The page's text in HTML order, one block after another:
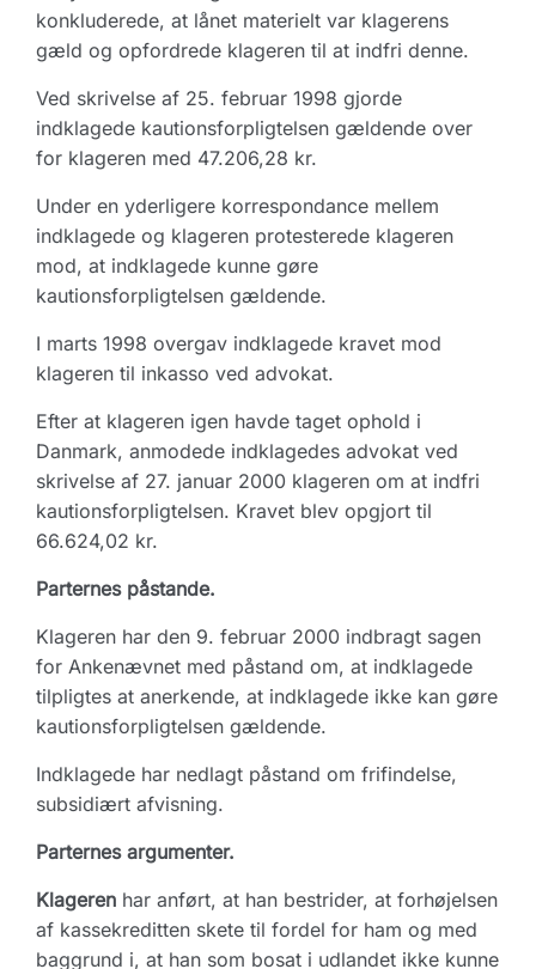
konkluderede, at lånet materielt var klagerens
gæld og opfordrede klageren til at indfri denne.
Ved skrivelse af 25. februar 1998 gjorde
indklagede kautionsforpligtelsen gældende over
for klageren med 47.206,28 kr.
Under en yderligere korrespondance mellem
indklagede og klageren protesterede klageren
mod, at indklagede kunne gøre
kautionsforpligtelsen gældende.
I marts 1998 overgav indklagede kravet mod
klageren til inkasso ved advokat.
Efter at klageren igen havde taget ophold i
Danmark, anmodede indklagedes advokat ved
skrivelse af 27. januar 2000 klageren om at indfri
kautionsforpligtelsen. Kravet blev opgjort til
66.624,02 kr.
Parternes påstande.
Klageren har den 9. februar 2000 indbragt sagen
for Ankenævnet med påstand om, at indklagede
tilpligtes at anerkende, at indklagede ikke kan gøre
kautionsforpligtelsen gældende.
Indklagede har nedlagt påstand om frifindelse,
subsidiært afvisning.
Parternes argumenter.
Klageren har anført, at han bestrider, at forhøjelsen
af kassekreditten skete til fordel for ham og med
baggrund i, at han som bosat i udlandet ikke kunne